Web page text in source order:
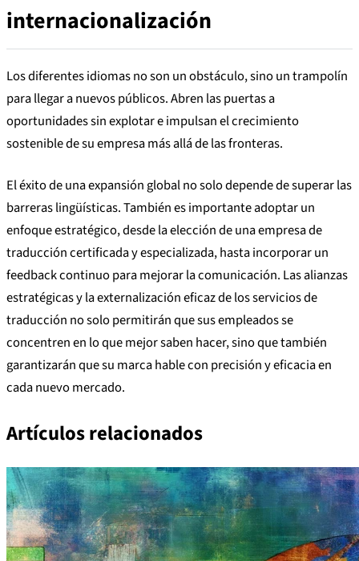
internacionalización
Los diferentes idiomas no son un obstáculo, sino un trampolín
para llegar a nuevos públicos. Abren las puertas a
oportunidades sin explotar e impulsan el crecimiento
sostenible de su empresa más allá de las fronteras.
El éxito de una expansión global no solo depende de superar las
barreras lingüísticas. También es importante adoptar un
enfoque estratégico, desde la elección de una empresa de
traducción certificada y especializada, hasta incorporar un
feedback continuo para mejorar la comunicación. Las alianzas
estratégicas y la externalización eficaz de los servicios de
traducción no solo permitirán que sus empleados se
concentren en lo que mejor saben hacer, sino que también
garantizarán que su marca hable con precisión y eficacia en
cada nuevo mercado.
Artículos relacionados